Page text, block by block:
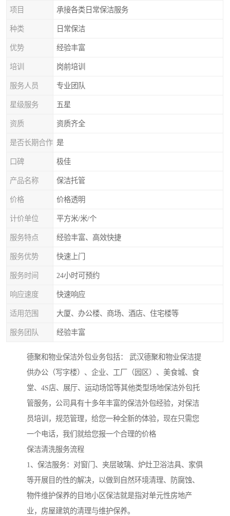
项目 承接各类日常保洁服务
种类 日常保洁
优势 经验丰富
培训 岗前培训
服务人员 专业团队
星级服务 五星
资质 资质齐全
是否长期合作 是
口碑 极佳
产品名称 保洁托管
价格 价格透明
计价单位 平方米/米/个
服务特点 经验丰富、高效快捷
服务优势 快速上门
服务时间 24小时可预约
响应速度 快速响应
适用范围 大厦、办公楼、商场、酒店、住宅楼等
服务团队 经验丰富
德聚和物业保洁外包业务包括： 武汉德聚和物业保洁提
供办公（写字楼）、企业、工厂（园区）、美食城、食
堂、4S店、展厅、运动场馆等其他类型场地保洁外包托
管服务，公司具有十多年丰富的保洁外包经验，对保洁
员培训，规范管理，给您一种全新的体验，现在只需您
一个电话，我们就给您报一个合理的价格
保洁清洗服务流程
1、保洁服务：对窗门、夹层玻璃、炉灶卫浴洁具、家俱
等开展目的性的解决，以做到自然环境清理、防腐蚀、
物件维护保养的目地小区保洁就是指对单元性房地产
业，房屋建筑的清理与维护保养。